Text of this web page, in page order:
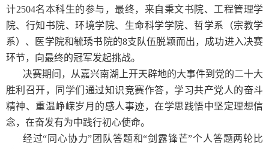
计2504名本科生的参与，最终，来自秉文书院、工程管理学
院、行知书院、环境学院、生命科学学院、哲学系（宗教学
系）、医学院和毓琇书院的8支队伍脱颖而出，成功进入决赛
环节，向最终的冠军发起挑战。
决赛期间，从嘉兴南湖上开天辟地的大事件到党的二十大
胜利召开，同学们通过知识竞赛作答，学习共产党人的奋斗
精神、重温峥嵘岁月的感人事迹，在学思践悟中坚定理想信
念，在奋发有为中践行初心使命。
经过“同心协力”团队答题和“剑露锋芒”个人答题两轮比